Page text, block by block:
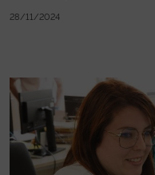
28/11/2024